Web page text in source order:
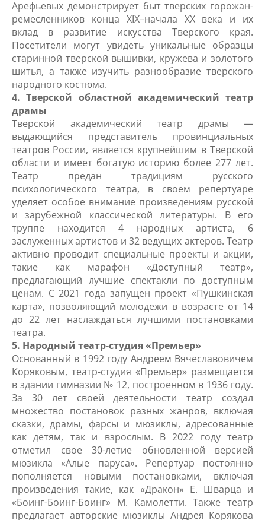
Арефьевых демонстрирует быт тверских горожан-
ремесленников конца XIX–начала XX века и их
вклад в развитие искусства Тверского края.
Посетители могут увидеть уникальные образцы
старинной тверской вышивки, кружева и золотого
шитья, а также изучить разнообразие тверского
народного костюма.
4. Тверской областной академический театр
драмы
Тверской академический театр драмы —
выдающийся представитель провинциальных
театров России, является крупнейшим в Тверской
области и имеет богатую историю более 277 лет.
Театр предан традициям русского
психологического театра, в своем репертуаре
уделяет особое внимание произведениям русской
и зарубежной классической литературы. В его
труппе находится 4 народных артиста, 6
заслуженных артистов и 32 ведущих актеров. Театр
активно проводит специальные проекты и акции,
такие как марафон «Доступный театр»,
предлагающий лучшие спектакли по доступным
ценам. С 2021 года запущен проект «Пушкинская
карта», позволяющий молодежи в возрасте от 14
до 22 лет наслаждаться лучшими постановками
театра.
5. Народный театр-студия «Премьер»
Основанный в 1992 году Андреем Вячеславовичем
Коряковым, театр-студия «Премьер» размещается
в здании гимназии № 12, построенном в 1936 году.
За 30 лет своей деятельности театр создал
множество постановок разных жанров, включая
сказки, драмы, фарсы и мюзиклы, адресованные
как детям, так и взрослым. В 2022 году театр
отметил свое 30-летие обновленной версией
мюзикла «Алые паруса». Репертуар постоянно
пополняется новыми постановками, включая
произведения такие, как «Дракон» Е. Шварца и
«Боинг-Боинг-Боинг» М. Камолетти. Также театр
предлагает авторские мюзиклы Андрея Корякова